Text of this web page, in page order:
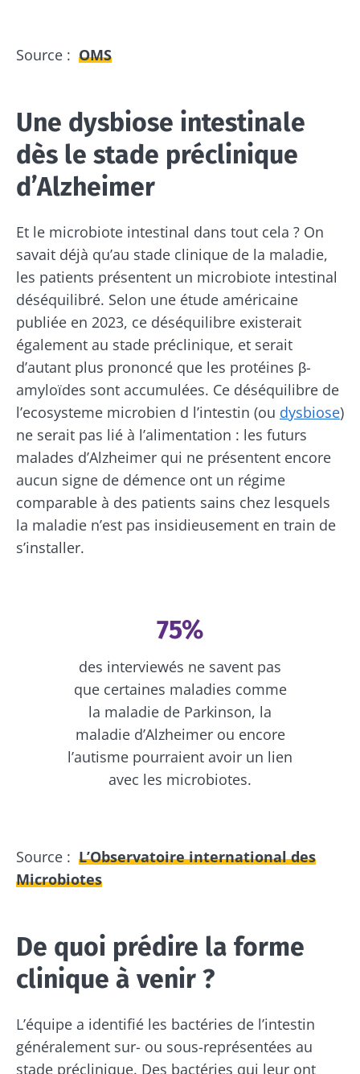
Source : OMS
Une dysbiose intestinale
dès le stade préclinique
d’Alzheimer
Et le microbiote intestinal dans tout cela ? On
savait déjà qu’au stade clinique de la maladie,
les patients présentent un microbiote intestinal
déséquilibré. Selon une étude américaine
publiée en 2023, ce déséquilibre existerait
également au stade préclinique, et serait
d’autant plus prononcé que les protéines β-
amyloïdes sont accumulées. Ce déséquilibre de
l’ecosysteme microbien d l’intestin (ou dysbiose)
ne serait pas lié à l’alimentation : les futurs
malades d’Alzheimer qui ne présentent encore
aucun signe de démence ont un régime
comparable à des patients sains chez lesquels
la maladie n’est pas insidieusement en train de
s’installer.
75%
des interviewés ne savent pas
que certaines maladies comme
la maladie de Parkinson, la
maladie d’Alzheimer ou encore
l’autisme pourraient avoir un lien
avec les microbiotes.
Source : L’Observatoire international des
Microbiotes
De quoi prédire la forme
clinique à venir ?
L’équipe a identifié les bactéries de l’intestin
généralement sur- ou sous-représentées au
stade préclinique. Des bactéries qui leur ont
Se tenir informé
Rejoignez la communauté du microbiote et
Ne partez pas si vite !
Rejoignez la communauté du microbiote et
pour rester au courant des dernières
actualités sur le microbiote.